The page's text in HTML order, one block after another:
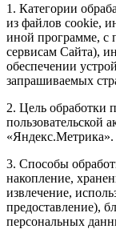
1. Категории
из файлов cookie,
иной программе, с
сервисам Сайта),
обеспечении
запрашиваемых
2. Цель обработки
пользовательской
«Яндекс.Метрика».
3. Способы
накопление,
извлечение,
предоставление),
персональных